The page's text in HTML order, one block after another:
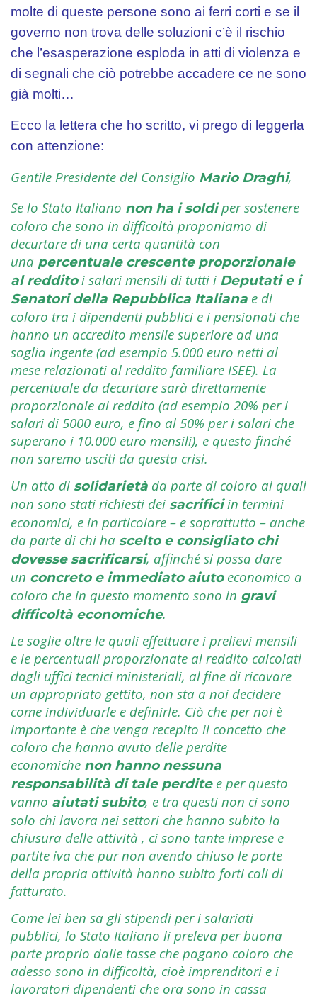
molte di queste persone sono ai ferri corti e se il
governo non trova delle soluzioni c’è il rischio
che l’esasperazione esploda in atti di violenza e
di segnali che ciò potrebbe accadere ce ne sono
già molti…
Ecco la lettera che ho scritto, vi prego di leggerla
con attenzione:
Gentile Presidente del Consiglio Mario Draghi,
Se lo Stato Italiano non ha i soldiper sostenere
coloro che sono in difficoltà proponiamo di
decurtare di una certa quantità con
una percentuale crescente proporzionale
al redditoi salari mensili di tutti i Deputati e i
Senatori della Repubblica Italiana e di
coloro tra i dipendenti pubblici e i pensionati che
hanno un accredito mensile superiore ad una
soglia ingente (ad esempio 5.000 euro netti al
mese relazionati al reddito familiare ISEE). La
percentuale da decurtare sarà direttamente
proporzionale al reddito (ad esempio 20% per i
salari di 5000 euro, e fino al 50% per i salari che
superano i 10.000 euro mensili), e questo finché
non saremo usciti da questa crisi.
Un atto di solidarietà da parte di coloro ai quali
non sono stati richiesti dei sacrificiin termini
economici, e in particolare – e soprattutto – anche
da parte di chi ha scelto e consigliato chi
dovesse sacrificarsi, affinché si possa dare
un concreto e immediato aiutoeconomico a
coloro che in questo momento sono in gravi
difficoltà economiche.
Le soglie oltre le quali effettuare i prelievi mensili
e le percentuali proporzionate al reddito calcolati
dagli uffici tecnici ministeriali, al fine di ricavare
un appropriato gettito, non sta a noi decidere
come individuarle e definirle. Ciò che per noi è
importante è che venga recepito il concetto che
coloro che hanno avuto delle perdite
economiche non hanno nessuna
responsabilità di tale perditee per questo
vanno aiutati subito, e tra questi non ci sono
solo chi lavora nei settori che hanno subito la
chiusura delle attività , ci sono tante imprese e
partite iva che pur non avendo chiuso le porte
della propria attività hanno subito forti cali di
fatturato.
Come lei ben sa gli stipendi per i salariati
pubblici, lo Stato Italiano li preleva per buona
parte proprio dalle tasse che pagano coloro che
adesso sono in difficoltà, cioè imprenditori e i
lavoratori dipendenti che ora sono in cassa